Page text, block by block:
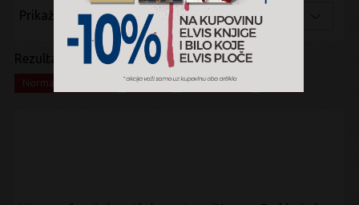
Prikaži po:
Rezultati pretrage:
Pop x Afro-pop